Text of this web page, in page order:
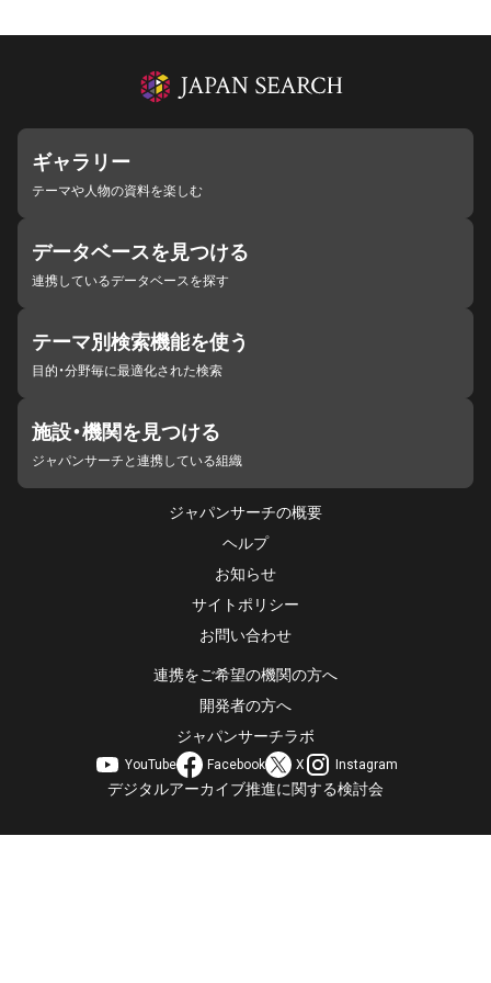
ギャラリー
テーマや人物の資料を楽しむ
データベースを見つける
連携しているデータベースを探す
テーマ別検索機能を使う
目的・分野毎に最適化された検索
施設・機関を見つける
ジャパンサーチと連携している組織
ジャパンサーチの概要
ヘルプ
お知らせ
サイトポリシー
お問い合わせ
連携をご希望の機関の方へ
開発者の方へ
ジャパンサーチラボ
YouTube Facebook X Instagram
デジタルアーカイブ推進に関する検討会